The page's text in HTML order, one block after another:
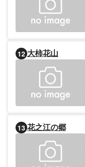
12 大柿花山
13 花之江の郷